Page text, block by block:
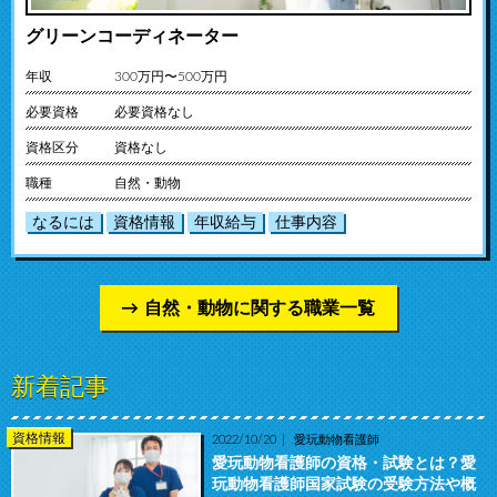
グリーンコーディネーター
年収 300万円〜500万円
必要資格 必要資格なし
資格区分 資格なし
職種 自然・動物
なるには 資格情報 年収給与 仕事内容
自然・動物に関する職業一覧
新着記事
資格情報 2022/10/20 愛玩動物看護師
愛玩動物看護師の資格・試験とは？愛
玩動物看護師国家試験の受験方法や概